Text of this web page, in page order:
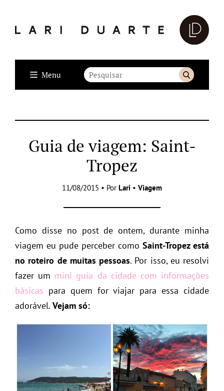
Menu
Guia de viagem: Saint-
Tropez
11/08/2015 • Por Lari • Viagem
Como disse no post de ontem, durante minha
viagem eu pude perceber como Saint-Tropez está
no roteiro de muitas pessoas. Por isso, eu resolvi
fazer um mini guia da cidade com informações
básicas para quem for viajar para essa cidade
adorável. Vejam só: